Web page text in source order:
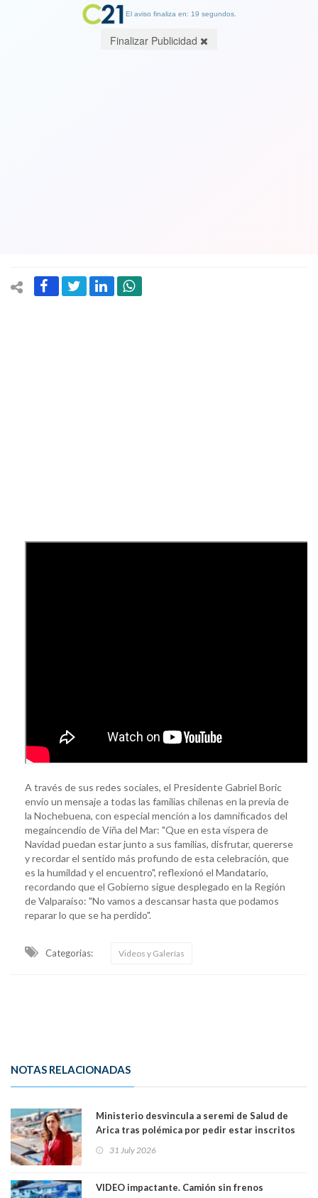
A través de sus redes sociales, el Presidente Gabriel Boric
envío un mensaje a todas las familias chilenas en la previa de
la Nochebuena, con especial mención a los damnificados del
megaincendio de Viña del Mar: "Que en esta víspera de
Navidad puedan estar junto a sus familias, disfrutar, quererse
y recordar el sentido más profundo de esta celebración, que
es la humildad y el encuentro", reflexionó el Mandatario,
recordando que el Gobierno sigue desplegado en la Región
de Valparaíso: "No vamos a descansar hasta que podamos
reparar lo que se ha perdido".
Categorias: Videos y Galerías
NOTAS RELACIONADAS
Ministerio desvincula a seremi de Salud de
Arica tras polémica por pedir estar inscritos
Ya son 29 seremis despedidos desde el 11 de
31 July 2026
VIDEO impactante. Camión sin frenos
El aviso finaliza en: 19 segundos.
Finalizar Publicidad